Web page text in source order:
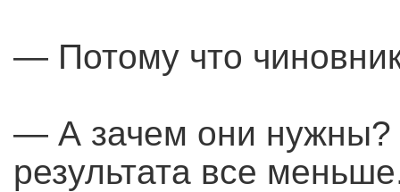
— Потому что
— А зачем они нужны?
результата все